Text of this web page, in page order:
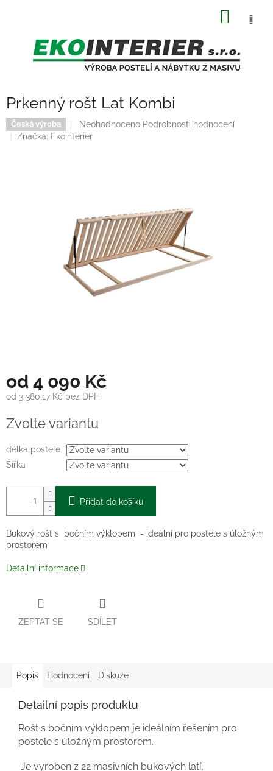
Prkenný rošt Lat Kombi
Česká výroba
Průměrné
hodnocení
Neohodnoceno Podrobnosti hodnocení
Značka: Ekointerier
od 4 090 Kč
od 3 380,17 Kč bez DPH
cena:
Zvolte variantu
délka postele
Šířka
Přidat do košíku
Bukový rošt s bočním výklopem - ideální pro postele s úložným
prostorem
Detailní informace
ZEPTAT SE SDÍLET
Popis Hodnocení Diskuze
Detailní popis produktu
Rošt s bočním výklopem je ideálním řešením pro
postele s úložným prostorem.
Je vyroben z 22 masivních bukových latí,